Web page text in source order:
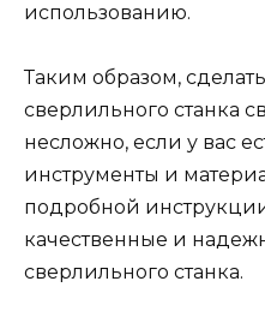
использованию.
Таким образом,
сверлильного станка
несложно, если у вас
инструменты и
подробной
качественные и
сверлильного станка.